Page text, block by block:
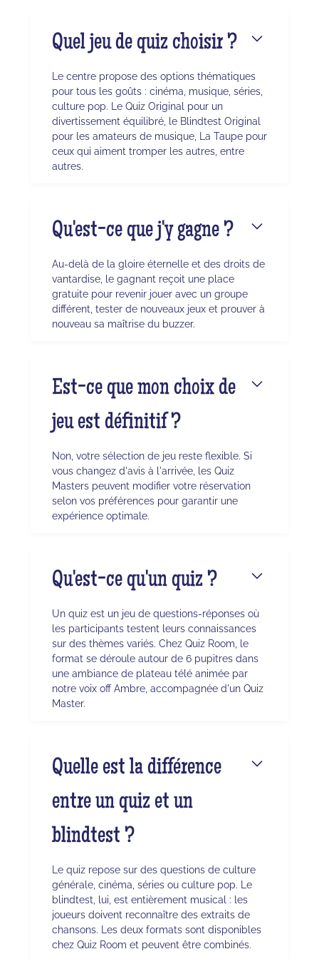
Quel jeu de quiz choisir ?
Le centre propose des options thématiques
pour tous les goûts : cinéma, musique, séries,
culture pop. Le Quiz Original pour un
divertissement équilibré, le Blindtest Original
pour les amateurs de musique, La Taupe pour
ceux qui aiment tromper les autres, entre
autres.
Qu'est-ce que j'y gagne ?
Au-delà de la gloire éternelle et des droits de
vantardise, le gagnant reçoit une place
gratuite pour revenir jouer avec un groupe
différent, tester de nouveaux jeux et prouver à
nouveau sa maîtrise du buzzer.
Est-ce que mon choix de
jeu est définitif ?
Non, votre sélection de jeu reste flexible. Si
vous changez d'avis à l'arrivée, les Quiz
Masters peuvent modifier votre réservation
selon vos préférences pour garantir une
expérience optimale.
Qu'est-ce qu'un quiz ?
Un quiz est un jeu de questions-réponses où
les participants testent leurs connaissances
sur des thèmes variés. Chez Quiz Room, le
format se déroule autour de 6 pupitres dans
une ambiance de plateau télé animée par
notre voix off Ambre, accompagnée d'un Quiz
Master.
Quelle est la différence
entre un quiz et un
blindtest ?
Le quiz repose sur des questions de culture
générale, cinéma, séries ou culture pop. Le
blindtest, lui, est entièrement musical : les
joueurs doivent reconnaître des extraits de
chansons. Les deux formats sont disponibles
chez Quiz Room et peuvent être combinés.